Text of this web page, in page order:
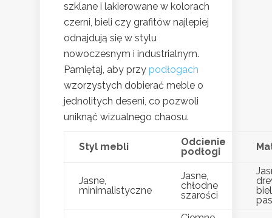
szklane i lakierowane w kolorach
czerni, bieli czy grafitów najlepiej
odnajdują się w stylu
nowoczesnym i industrialnym.
Pamiętaj, aby przy podłogach
wzorzystych dobierać meble o
jednolitych deseni, co pozwoli
uniknąć wizualnego chaosu.
Styl mebli
Odcienie
podłogi
Jasne,
minimalistyczne
Jasne,
chłodne
szarości